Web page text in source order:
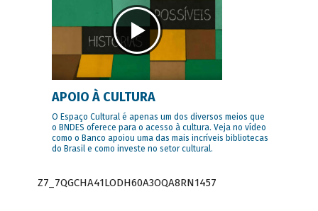
APOIO À CULTURA
O Espaço Cultural é apenas um dos diversos meios que
o BNDES oferece para o acesso à cultura. Veja no vídeo
como o Banco apoiou uma das mais incríveis bibliotecas
do Brasil e como investe no setor cultural.
Z7_7QGCHA41LODH60A3OQA8RN1457